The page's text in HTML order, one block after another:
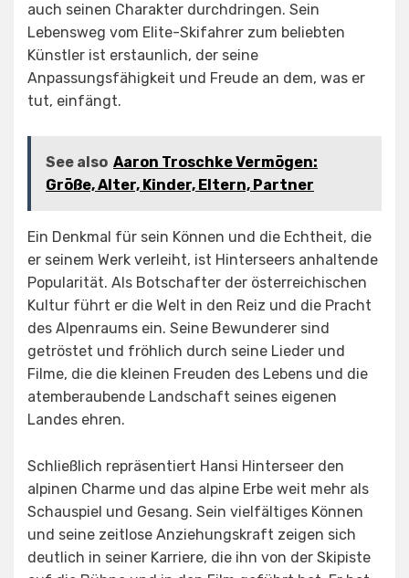
auch seinen Charakter durchdringen. Sein
Lebensweg vom Elite-Skifahrer zum beliebten
Künstler ist erstaunlich, der seine
Anpassungsfähigkeit und Freude an dem, was er
tut, einfängt.
See also Aaron Troschke Vermögen:
Größe, Alter, Kinder, Eltern, Partner
Ein Denkmal für sein Können und die Echtheit, die
er seinem Werk verleiht, ist Hinterseers anhaltende
Popularität. Als Botschafter der österreichischen
Kultur führt er die Welt in den Reiz und die Pracht
des Alpenraums ein. Seine Bewunderer sind
getröstet und fröhlich durch seine Lieder und
Filme, die die kleinen Freuden des Lebens und die
atemberaubende Landschaft seines eigenen
Landes ehren.
Schließlich repräsentiert Hansi Hinterseer den
alpinen Charme und das alpine Erbe weit mehr als
Schauspiel und Gesang. Sein vielfältiges Können
und seine zeitlose Anziehungskraft zeigen sich
deutlich in seiner Karriere, die ihn von der Skipiste